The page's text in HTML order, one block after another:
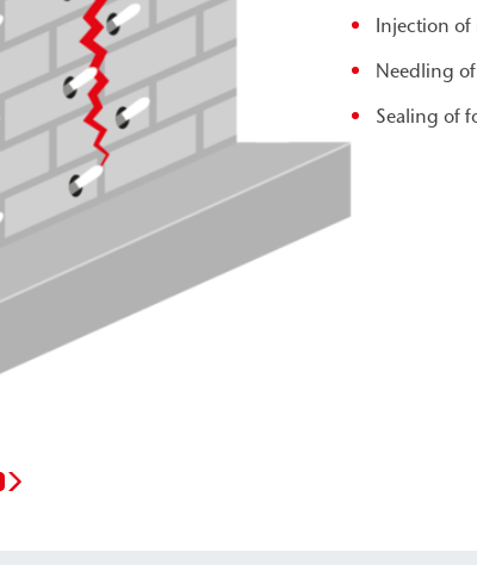
Injection of
Needling
Sealing of